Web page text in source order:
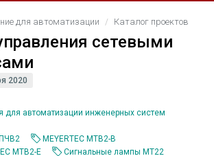
для автоматизации Каталог проектов
сетевыми
2020
для автоматизации инженерных систем
MEYERTEC MTB2-B
MTB2-E
Сигнальные лампы MT22